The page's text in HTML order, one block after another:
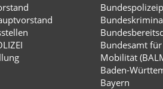
Bundesamt
Mobilität
Baden-
Bayern